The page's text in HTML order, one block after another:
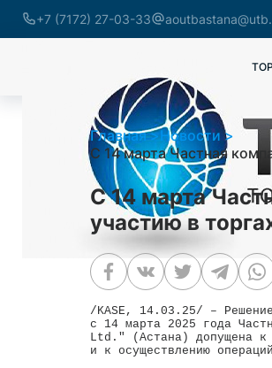
+7 (7172) 27-03-33
Главная
Новости
С 14 марта Частная
С 14 марта
участию в
/KASE, 14.03.25/ –
с 14 марта 2025 года
Ltd." (Астана) допущена к
и к осуществлению